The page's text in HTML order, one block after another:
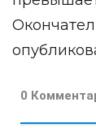
0